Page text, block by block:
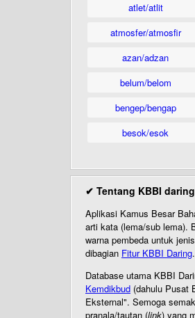
atlet/atlit
atmosfer/atmosfir
azan/adzan
belum/belom
bengep/bengap
besok/esok
✔ Tentang KBBI
Aplikasi Kamus Besar
arti kata (lema/sub lema).
warna pembeda untuk
dibagian Fitur KBBI Daring.
Database utama KBBI
Kemdikbud (dahulu Pusat
Eksternal". Semoga
pranala/tautan (link) yang